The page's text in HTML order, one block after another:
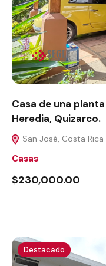
Casa de una
Heredia, Quizarco.
San José, Costa Rica
Casas
$230,000.00
Destacado